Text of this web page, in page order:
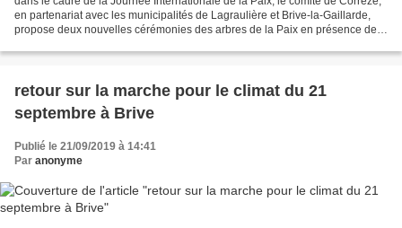
en partenariat avec les municipalités de Lagraulière et Brive-la-Gaillarde,
propose deux nouvelles cérémonies des arbres de la Paix en présence des
retour sur la marche pour le climat du 21
septembre à Brive
Publié le 21/09/2019 à 14:41
Par anonyme